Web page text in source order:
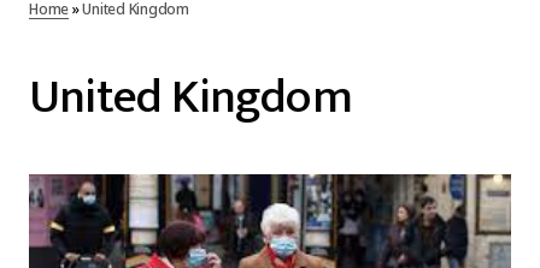
Home»United Kingdom
United Kingdom